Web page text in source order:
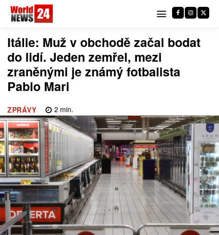
Itálie: Muž v obchodě začal bodat
do lidí. Jeden zemřel, mezi
zraněnými je známý fotbalista
Pablo Mari
ZPRÁVY 2 min.